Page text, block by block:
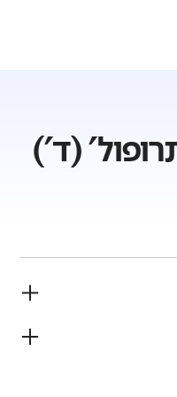
(ד')